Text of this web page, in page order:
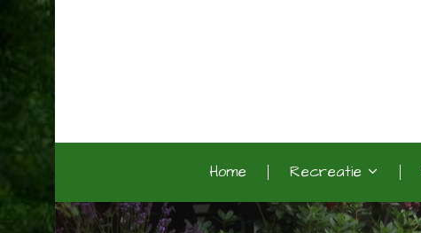
Home Recreatie